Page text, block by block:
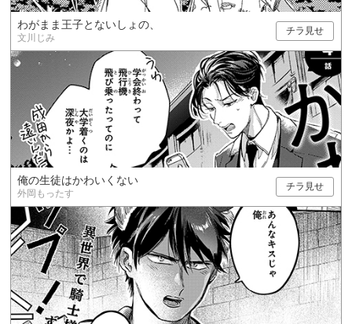
わがまま王子とないしょの、
文川じみ
チラ見せ
俺の生徒はかわいくない
外岡もったす
チラ見せ